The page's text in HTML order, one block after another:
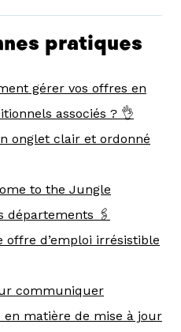
pratiques
gérer vos offres en
associés ? 👌
onglet clair et ordonné
to the Jungle
départements 🖇️
offre d’emploi irrésistible
communiquer
en matière de mise à jour